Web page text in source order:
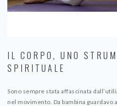
IL CORPO, UNO
SPIRITUALE
Sono sempre stata affascinata
nel movimento. Da bambina